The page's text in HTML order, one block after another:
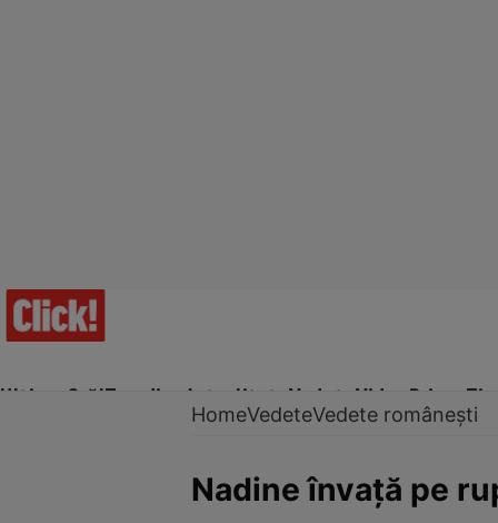
Ultima Oră!Trending Actualitate Vedete Video Prime
HomeVedeteVedete românești
Nadine învață pe